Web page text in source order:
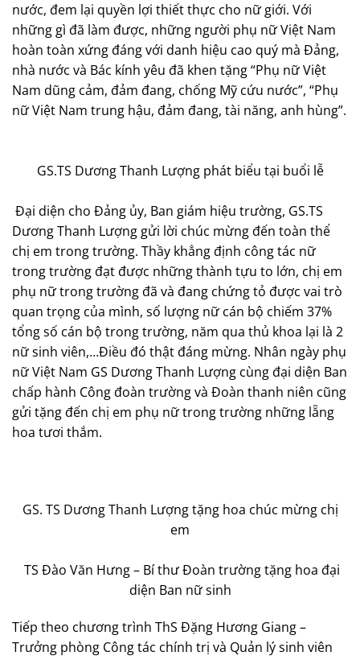
nước, đem lại quyền lợi thiết thực cho nữ giới. Với
những gì đã làm được, những người phụ nữ Việt Nam
hoàn toàn xứng đáng với danh hiệu cao quý mà Đảng,
nhà nước và Bác kính yêu đã khen tặng “Phụ nữ Việt
Nam dũng cảm, đảm đang, chống Mỹ cứu nước”, “Phụ
nữ Việt Nam trung hậu, đảm đang, tài năng, anh hùng”.
GS.TS Dương Thanh Lượng phát biểu tại buổi lễ
Đại diện cho Đảng ủy, Ban giám hiệu trường, GS.TS
Dương Thanh Lượng gửi lời chúc mừng đến toàn thể
chị em trong trường. Thầy khẳng định công tác nữ
trong trường đạt được những thành tựu to lớn, chị em
phụ nữ trong trường đã và đang chứng tỏ được vai trò
quan trọng của mình, số lượng nữ cán bộ chiếm 37%
tổng số cán bộ trong trường, năm qua thủ khoa lại là 2
nữ sinh viên,…Điều đó thật đáng mừng. Nhân ngày phụ
nữ Việt Nam GS Dương Thanh Lượng cùng đại diện Ban
chấp hành Công đoàn trường và Đoàn thanh niên cũng
gửi tặng đến chị em phụ nữ trong trường những lẵng
hoa tươi thắm.
GS. TS Dương Thanh Lượng tặng hoa chúc mừng chị
em
TS Đào Văn Hưng – Bí thư Đoàn trường tặng hoa đại
diện Ban nữ sinh
Tiếp theo chương trình ThS Đặng Hương Giang –
Trưởng phòng Công tác chính trị và Quản lý sinh viên